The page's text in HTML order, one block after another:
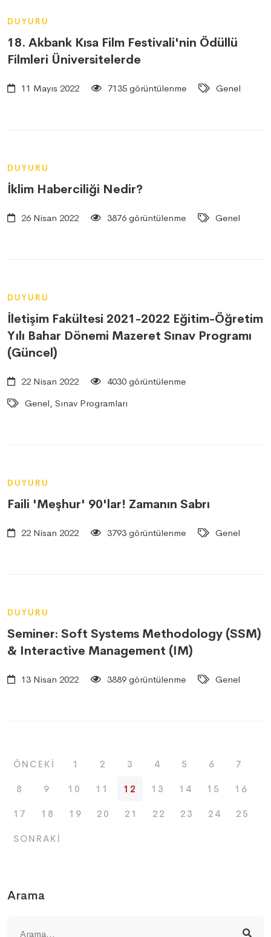
Arama
DUYURU
18. Akbank Kısa Film Festivali'nin Ödüllü
Filmleri Üniversitelerde
11 Mayıs 2022 7135 görüntülenme Genel
DUYURU
İklim Haberciliği Nedir?
26 Nisan 2022 3876 görüntülenme Genel
DUYURU
İletişim Fakültesi 2021-2022 Eğitim-Öğretim
Yılı Bahar Dönemi Mazeret Sınav Programı
(Güncel)
22 Nisan 2022
4030 görüntülenme
Genel, Sınav Programları
DUYURU
Faili 'Meşhur' 90'lar! Zamanın Sabrı
22 Nisan 2022 3793 görüntülenme Genel
DUYURU
Seminer: Soft Systems Methodology (SSM)
& Interactive Management (IM)
13 Nisan 2022 3889 görüntülenme Genel
ÖNCEKI 1 2 3 4 5 6 7
8 9 10 11 12 13 14 15 16
17 18 19 20 21 22 23 24 25
SONRAKI